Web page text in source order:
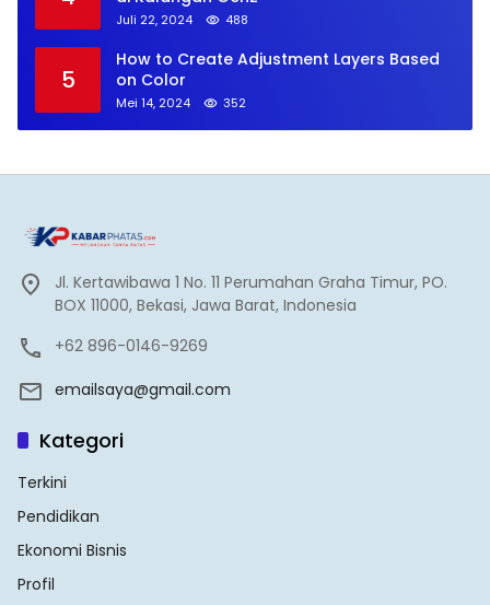
Juli 22, 2024 488
5
How to Create Adjustment Layers Based
on Color
Mei 14, 2024 352
Jl. Kertawibawa 1 No. 11 Perumahan Graha Timur, PO.
BOX 11000, Bekasi, Jawa Barat, Indonesia
+62 896-0146-9269
emailsaya@gmail.com
Kategori
Terkini
Pendidikan
Ekonomi Bisnis
Profil